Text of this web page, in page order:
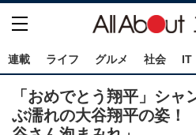
連載 ライフ グルメ 社会 IT
「おめでとう翔平」シャ
ぶ濡れの大谷翔平の姿！